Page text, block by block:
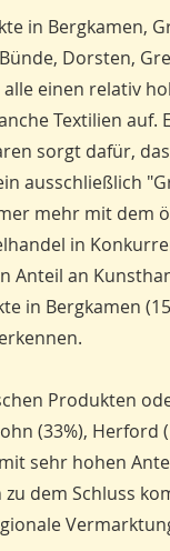
in Bergkamen,
Dorsten,
einen relativ
Textilien auf.
sorgt dafür,
ausschließlich
mehr mit dem
in
Anteil an
in Bergkamen
Produkten
(33%), Herford
sehr hohen
dem Schluss